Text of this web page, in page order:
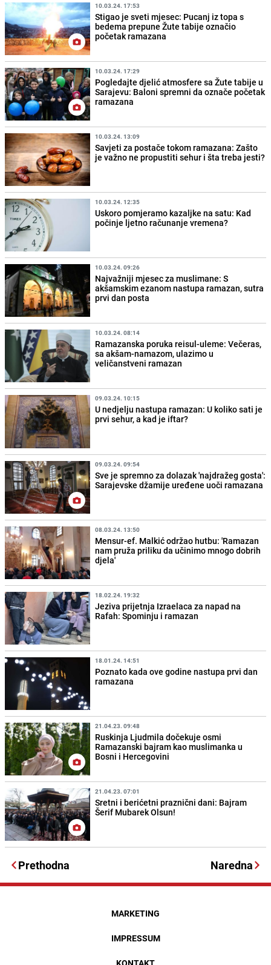
10.03.24. 17:53
Stigao je sveti mjesec: Pucanj iz topa s
bedema prepune Žute tabije označio
početak ramazana
10.03.24. 17:29
Pogledajte djelić atmosfere sa Žute tabije u
Sarajevu: Baloni spremni da označe početak
ramazana
10.03.24. 13:09
Savjeti za postače tokom ramazana: Zašto
je važno ne propustiti sehur i šta treba jesti?
10.03.24. 12:35
Uskoro pomjeramo kazaljke na satu: Kad
počinje ljetno računanje vremena?
10.03.24. 09:26
Najvažniji mjesec za muslimane: S
akšamskim ezanom nastupa ramazan, sutra
prvi dan posta
10.03.24. 08:14
Ramazanska poruka reisul-uleme: Večeras,
sa akšam-namazom, ulazimo u
veličanstveni ramazan
09.03.24. 10:15
U nedjelju nastupa ramazan: U koliko sati je
prvi sehur, a kad je iftar?
09.03.24. 09:54
Sve je spremno za dolazak 'najdražeg gosta':
Sarajevske džamije uređene uoči ramazana
08.03.24. 13:50
Mensur-ef. Malkić održao hutbu: 'Ramazan
nam pruža priliku da učinimo mnogo dobrih
djela'
18.02.24. 19:32
Jeziva prijetnja Izraelaca za napad na
Rafah: Spominju i ramazan
18.01.24. 14:51
Poznato kada ove godine nastupa prvi dan
ramazana
21.04.23. 09:48
Ruskinja Ljudmila dočekuje osmi
Ramazanski bajram kao muslimanka u
Bosni i Hercegovini
21.04.23. 07:01
Sretni i berićetni praznični dani: Bajram
Šerif Mubarek Olsun!
Prethodna Naredna
MARKETING
IMPRESSUM